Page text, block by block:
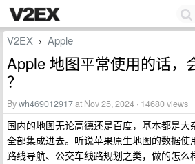
V2EX › Apple
Apple 地图平常使用的话，
？
Bywh469012917at Nov 25, 2024 · 14680 views
国内的地图无论高德还是百度，基本都是
全部集成进去。听说苹果原生地图的数据使
路线导航、公交车线路规划之类，做的怎么